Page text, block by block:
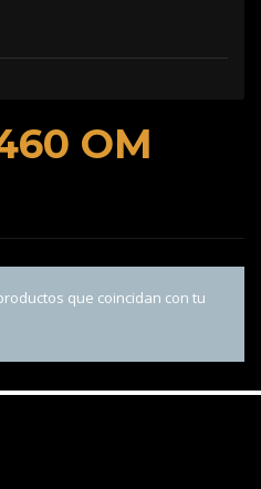
OM
que coincidan con tu